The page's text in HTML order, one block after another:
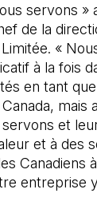
servons »
de la
«
à la fois
en tant
mais
et
et à des
Canadiens
entreprise